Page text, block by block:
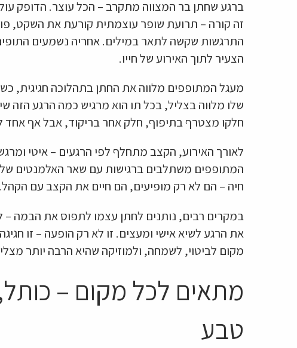
ברגע שחתן בר המצווה מתקרב – הכל עוצר. הדופק
זה קורה – תרועת שופר עוצמתית קורעת את השקט,
התרגשות שקשה לתאר במילים. אחריה נשמעים
הצעיר לתוך האירוע של חייו.
מעגל המתופפים מלווה את החתן בתהלוכה חגיגית,
שלו מלוּוה בצליל, בכל תו הוא מרגיש כמה הרגע הזה
חלקו מצטרף בתיפוף, חלק אחר בריקוד, אבל אף אחד
לאורך האירוע, הקצב מתחלף לפי הרגעים – איטי
חיה – הם לא רק מופיעים, הם חיים את הקצב עם הקהל.
במקרים רבים, נותנים לחתן עצמו לתפוס את הבמה –
את הרגע לשיא אישי ומעצים. זו לא רק הופעה – זו
מקום לביטוי, לשמחה, ולמוזיקה שהיא הרבה יותר
מתאים לכל מקום –
טבע